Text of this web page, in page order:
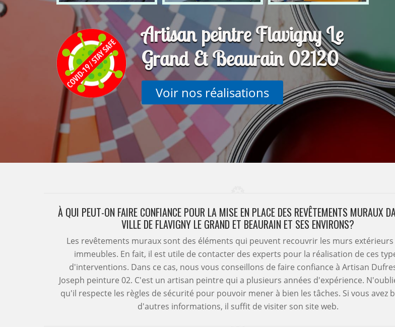
Artisan peintre Flavigny Le
Grand Et Beaurain 02120
Voir nos réalisations
À QUI PEUT-ON FAIRE CONFIANCE POUR LA MISE EN PLACE DES REVÊTEMENTS MURAUX
VILLE DE FLAVIGNY LE GRAND ET BEAURAIN ET SES ENVIRONS?
Les revêtements muraux sont des éléments qui peuvent recouvrir les murs extérieurs
immeubles. En fait, il est utile de contacter des experts pour la réalisation de ces
d'interventions. Dans ce cas, nous vous conseillons de faire confiance à Artisan
Joseph peinture 02. C'est un artisan peintre qui a plusieurs années d'expérience.
qu'il respecte les règles de sécurité pour pouvoir mener à bien les tâches. Si vous avez
d'autres informations, il suffit de visiter son site web.